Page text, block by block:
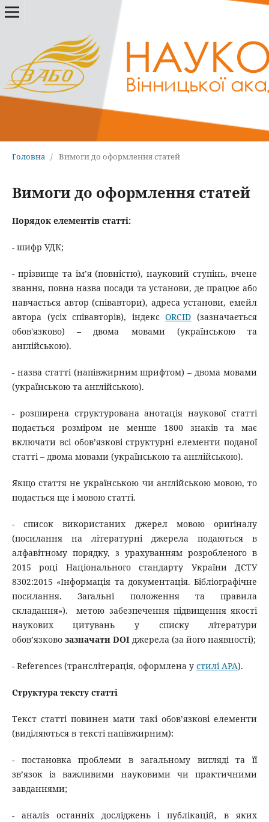
Головна / Вимоги до оформлення статей
Вимоги до оформлення статей
Порядок елементів статті:
- шифр УДК;
- прізвище та ім’я (повністю), науковий ступінь, вчене
звання, повна назва посади та установи, де працює або
навчається автор (співавтори), адреса установи, емейл
автора (усіх співавторів), індексORCID (зазначається
обов'язково) – двома мовами (українською та
англійською).
- назва статті (напівжирним шрифтом) – двома мовами
(українською та англійською).
- розширена структурована анотація наукової статті
подається розміром не менше 1800 знаків та має
включати всі обов’язкові структурні елементи поданої
статті – двома мовами (українською та англійською).
Якщо стаття не українською чи англійською мовою, то
подається ще і мовою статті.
- список використаних джерел мовою оригіналу
(посилання на літературні джерела подаються в
алфавітному порядку, з урахуванням розробленого в
2015 році Національного стандарту України ДСТУ
8302:2015 «Інформація та документація. Бібліографічне
посилання. Загальні положення та правила
складання»). метою забезпечення підвищення якості
наукових цитувань у списку літератури
обов’язково зазначати DOIджерела (за його наявності);
- References (транслітерація, оформлена у стилі APA).
Структура тексту статті
Текст статті повинен мати такі обов’язкові елементи
(виділяються в тексті напівжирним):
- постановка проблеми в загальному вигляді та її
зв’язок із важливими науковими чи практичними
завданнями;
- аналіз останніх досліджень і публікацій, в яких